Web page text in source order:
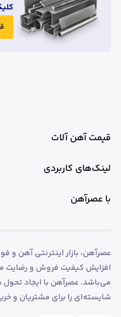
قیمت آهن آلات
لینک‌های کاربردی
با عصرآهن
عصرآهن، بازار اینترنتی آهن و
افزایش کیفیت فروش و
می‌باشد. عصرآهن با ایجاد
شایسته‌ای را برای مشتریان و